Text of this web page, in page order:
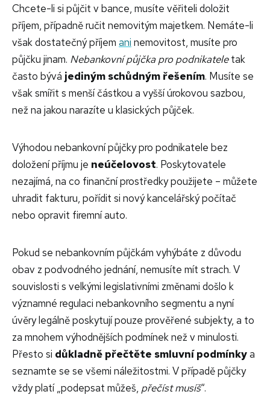
Chcete-li si půjčit v bance, musíte věřiteli doložit
příjem, případně ručit nemovitým majetkem. Nemáte-li
však dostatečný příjem ani nemovitost, musíte pro
půjčku jinam. Nebankovní půjčka pro podnikateletak
často bývá jediným schůdným řešením. Musíte se
však smířit s menší částkou a vyšší úrokovou sazbou,
než na jakou narazíte u klasických půjček.
Výhodou nebankovní půjčky pro podnikatele bez
doložení příjmu je neúčelovost. Poskytovatele
nezajímá, na co finanční prostředky použijete – můžete
uhradit fakturu, pořídit si nový kancelářský počítač
nebo opravit firemní auto.
Pokud se nebankovním půjčkám vyhýbáte z důvodu
obav z podvodného jednání, nemusíte mít strach. V
souvislosti s velkými legislativními změnami došlo k
významné regulaci nebankovního segmentu a nyní
úvěry legálně poskytují pouze prověřené subjekty, a to
za mnohem výhodnějších podmínek než v minulosti.
Přesto si důkladně přečtěte smluvní podmínkya
seznamte se se všemi náležitostmi. V případě půjčky
vždy platí „podepsat můžeš, přečíst musíš“.